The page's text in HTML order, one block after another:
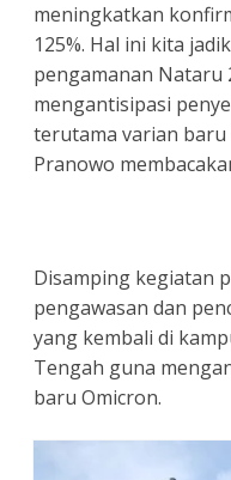
meningkatkan
125%. Hal ini kita
pengamanan Nataru
mengantisipasi
terutama varian
Pranowo
Disamping kegiatan
pengawasan dan
yang kembali di
Tengah guna
baru Omicron.